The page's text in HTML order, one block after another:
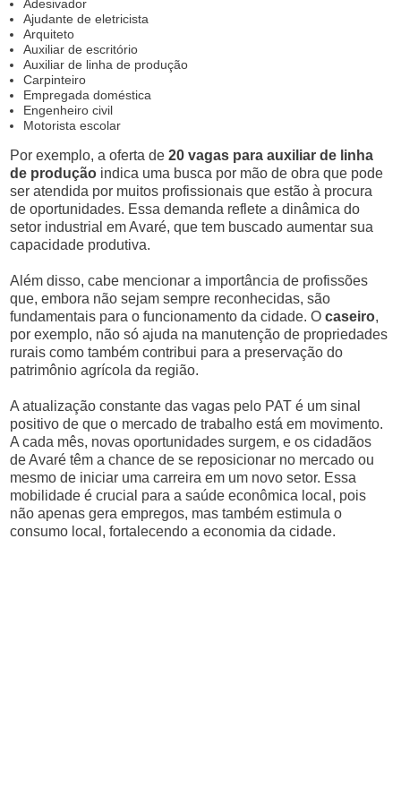
Adesivador
Ajudante de eletricista
Arquiteto
Auxiliar de escritório
Auxiliar de linha de produção
Carpinteiro
Empregada doméstica
Engenheiro civil
Motorista escolar
Por exemplo, a oferta de20 vagas para auxiliar de linha
de produção indica uma busca por mão de obra que pode
ser atendida por muitos profissionais que estão à procura
de oportunidades. Essa demanda reflete a dinâmica do
setor industrial em Avaré, que tem buscado aumentar sua
capacidade produtiva.
Além disso, cabe mencionar a importância de profissões
que, embora não sejam sempre reconhecidas, são
fundamentais para o funcionamento da cidade. Ocaseiro,
por exemplo, não só ajuda na manutenção de propriedades
rurais como também contribui para a preservação do
patrimônio agrícola da região.
A atualização constante das vagas pelo PAT é um sinal
positivo de que o mercado de trabalho está em movimento.
A cada mês, novas oportunidades surgem, e os cidadãos
de Avaré têm a chance de se reposicionar no mercado ou
mesmo de iniciar uma carreira em um novo setor. Essa
mobilidade é crucial para a saúde econômica local, pois
não apenas gera empregos, mas também estimula o
consumo local, fortalecendo a economia da cidade.